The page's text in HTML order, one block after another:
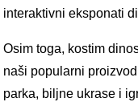
interaktivni eksponati
Osim toga, kostim
naši popularni
parka, biljne ukrase i